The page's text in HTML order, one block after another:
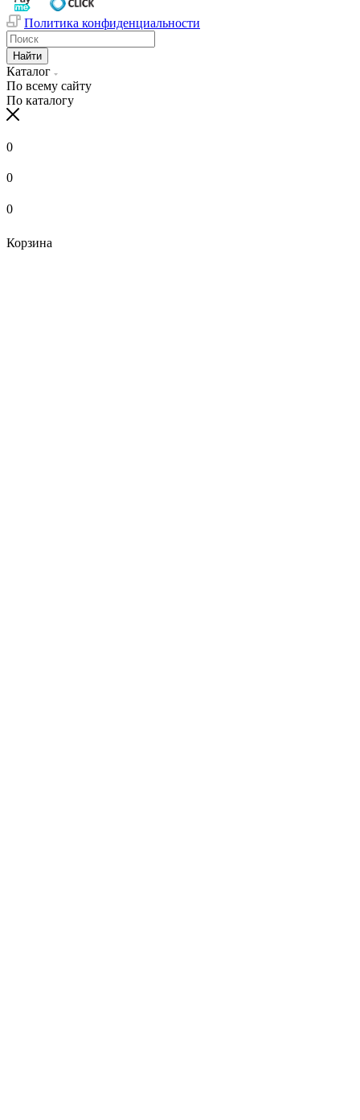
Политика конфиденциальности
Найти
Каталог
По всему сайту
По каталогу
0
0
0
Корзина